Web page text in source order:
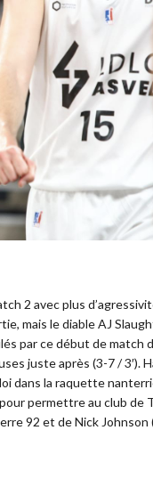
2 avec plus
mais le diable AJ
par ce début de
juste après (3-7 / 3′).
dans la raquette
permettre au club de
92 et de Nick